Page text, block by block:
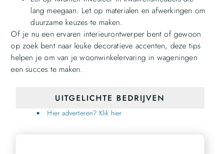
lang meegaan. Let op materialen en afwerkingen om
duurzame keuzes te maken.
Of je nu een ervaren interieurontwerper bent of gewoon
op zoek bent naar leuke decoratieve accenten, deze tips
helpen je om van je woonwinkelervaring in wageningen
een succes te maken.
UITGELICHTE BEDRIJVEN
Hier adverteren? Klik hier